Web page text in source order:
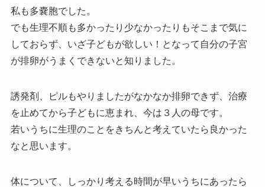
私も多嚢胞でした。
でも生理不順も多かったり少なかったりもそこまで気に
しておらず、いざ子どもが欲しい！となって自分の子宮
が排卵がうまくできないと知りました。
誘発剤、ピルもやりましたがなかなか排卵できず、治療
を止めてから子どもに恵まれ、今は３人の母です。
若いうちに生理のことをきちんと考えていたら良かった
なと思います。
体について、しっかり考える時間が早いうちにあったら